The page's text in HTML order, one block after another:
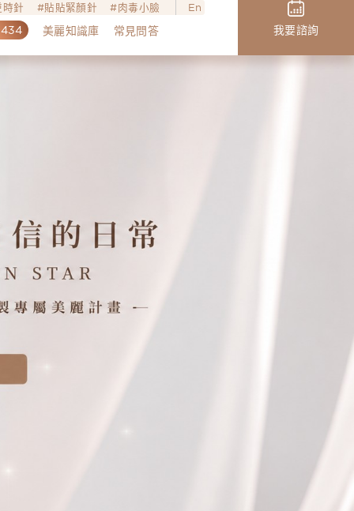
針 貼貼緊顏針 肉毒小臉 En
美麗知識庫 常見問答 我要諮詢